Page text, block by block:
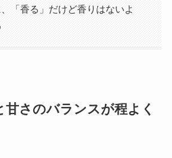
「香る」だけど香りはないよ
甘さのバランスが程よく